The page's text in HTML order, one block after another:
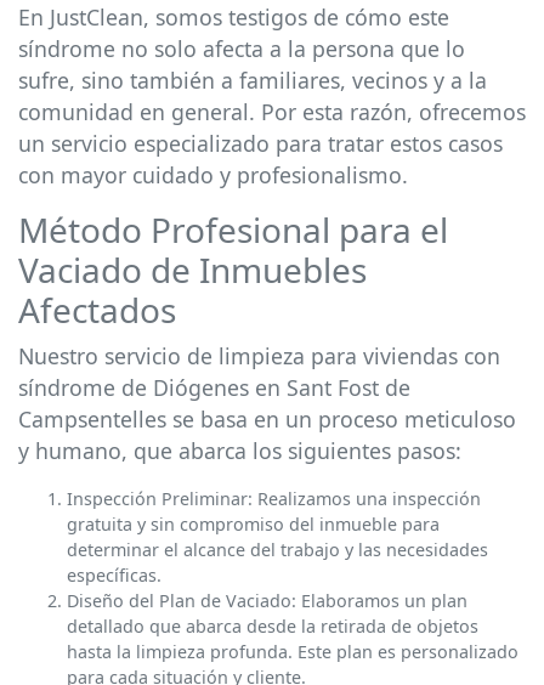
En JustClean, somos testigos de cómo este
síndrome no solo afecta a la persona que lo
sufre, sino también a familiares, vecinos y a la
comunidad en general. Por esta razón, ofrecemos
un servicio especializado para tratar estos casos
con mayor cuidado y profesionalismo.
Método Profesional para el
Vaciado de Inmuebles
Afectados
Nuestro servicio de limpieza para viviendas con
síndrome de Diógenes en Sant Fost de
Campsentelles se basa en un proceso meticuloso
y humano, que abarca los siguientes pasos:
Inspección Preliminar: Realizamos una inspección
gratuita y sin compromiso del inmueble para
determinar el alcance del trabajo y las necesidades
específicas.
Diseño del Plan de Vaciado: Elaboramos un plan
detallado que abarca desde la retirada de objetos
hasta la limpieza profunda. Este plan es personalizado
para cada situación y cliente.